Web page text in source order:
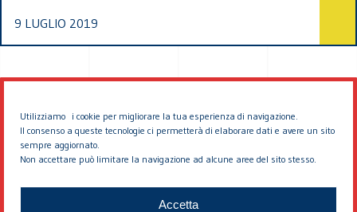
Utilizziamo i cookie per migliorare la tua esperienza di navigazione.
Il consenso a queste tecnologie ci permetterà di elaborare dati e avere un sito
sempre aggiornato.
Non accettare può limitare la navigazione ad alcune aree del sito stesso.
Accetta
9 LUGLIO 2019
© 2026 EDDYBURG